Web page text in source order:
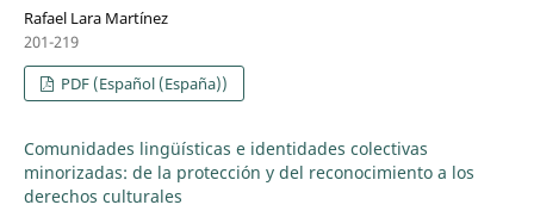
Rafael Lara Martínez
201-219
PDF (Español (España))
Comunidades lingüísticas e identidades colectivas
minorizadas: de la protección y del reconocimiento a los
derechos culturales